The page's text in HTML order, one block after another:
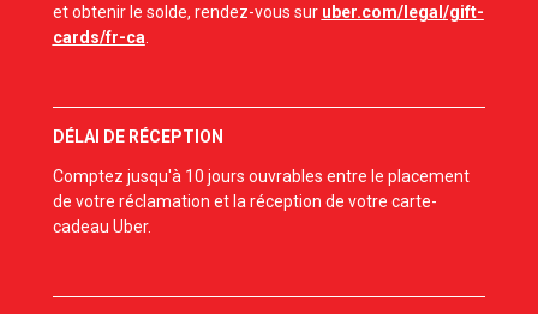
et obtenir le solde, rendez-vous sur uber.com/legal/gift-
cards/fr-ca
DÉLAI DE RÉCEPTION
Comptez jusqu'à 10 jours ouvrables entre le placement
de votre réclamation et la réception de votre carte-
cadeau Uber.